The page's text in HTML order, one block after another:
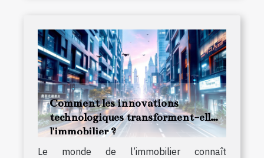
Comment les innovations
technologiques transforment-elles
l'immobilier ?
Le monde de l’immobilier connaît